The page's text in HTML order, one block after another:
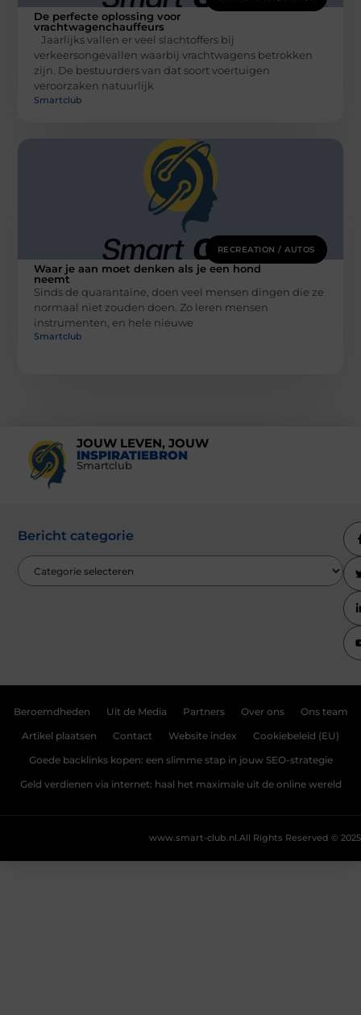
De perfecte oplossing voor
vrachtwagenchauffeurs
Jaarlijks vallen er veel slachtoffers bij
verkeersongevallen waarbij vrachtwagens betrokken
zijn. De bestuurders van dat soort voertuigen
veroorzaken natuurlijk
Smartclub
RECREATION / AUTOS
Waar je aan moet denken als je een hond
neemt
Sinds de quarantaine, doen veel mensen dingen die ze
normaal niet zouden doen. Zo leren mensen
instrumenten, en hele nieuwe
Smartclub
JOUW LEVEN, JOUW
INSPIRATIEBRON
Smartclub
Bericht categorie
Beroemdheden Uit de Media Partners Over ons Ons team
Artikel plaatsen Contact Website index Cookiebeleid (EU)
Goede backlinks kopen: een slimme stap in jouw SEO-strategie
Geld verdienen via internet: haal het maximale uit de online wereld
All Rights Reserved © 2025
www.smart-club.nl.